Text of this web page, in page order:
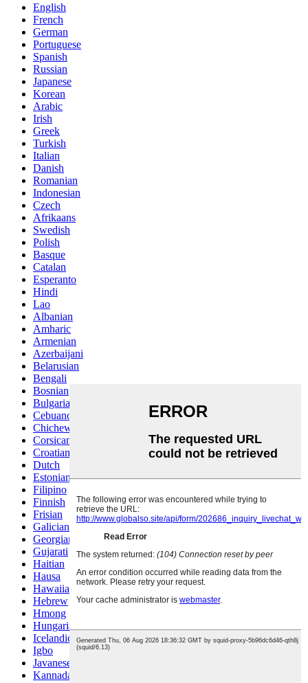
English
French
German
Portuguese
Spanish
Russian
Japanese
Korean
Arabic
Irish
Greek
Turkish
Italian
Danish
Romanian
Indonesian
Czech
Afrikaans
Swedish
Polish
Basque
Catalan
Esperanto
Hindi
Lao
Albanian
Amharic
Armenian
Azerbaijani
Belarusian
Bengali
Bosnian
Bulgarian
Cebuano
Chichewa
Corsican
Croatian
Dutch
Estonian
Filipino
Finnish
Frisian
Galician
Georgian
Gujarati
Haitian
Hausa
Hawaiian
Hebrew
Hmong
Hungarian
Icelandic
Igbo
Javanese
Kannada